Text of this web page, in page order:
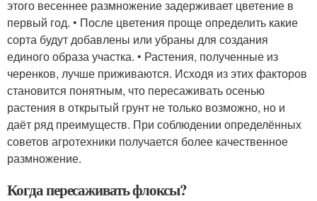
этого весеннее размножение задерживает цветение в
первый год. • После цветения проще определить какие
сорта будут добавлены или убраны для создания
единого образа участка. • Растения, полученные из
черенков, лучше приживаются. Исходя из этих факторов
становится понятным, что пересаживать осенью
растения в открытый грунт не только возможно, но и
даёт ряд преимуществ. При соблюдении определённых
советов агротехники получается более качественное
размножение.
Когда пересаживать флоксы?